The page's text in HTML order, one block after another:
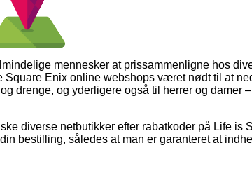
mennesker at prissammenligne hos
Square Enix online webshops været nødt til at
drenge, og yderligere også til herrer og damer
diverse netbutikker efter rabatkoder på Life is
bestilling, således at man er garanteret at